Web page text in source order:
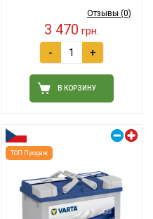
Отзывы (0)
3 470 грн.
- +
В КОРЗИНУ
ТОП Продаж